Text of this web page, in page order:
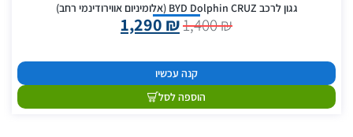
גגון לרכב BYD Dolphin CRUZ (אלומיניום אווירודינמי רחב)
1,400₪
1,290 ₪
קנה עכשיו
הוספה לסל